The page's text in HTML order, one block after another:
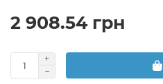
2 908.54 грн